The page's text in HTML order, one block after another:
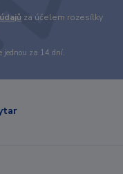
za účelem rozesílky
jednou za 14 dní.